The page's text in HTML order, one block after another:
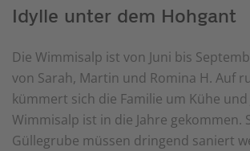
Idylle unter dem Hohgant
Die Wimmisalp ist von Juni bis
von Sarah, Martin und Romina H. Auf
kümmert sich die Familie um Kühe und
Wimmisalp ist in die Jahre gekommen.
Güllegrube müssen dringend saniert